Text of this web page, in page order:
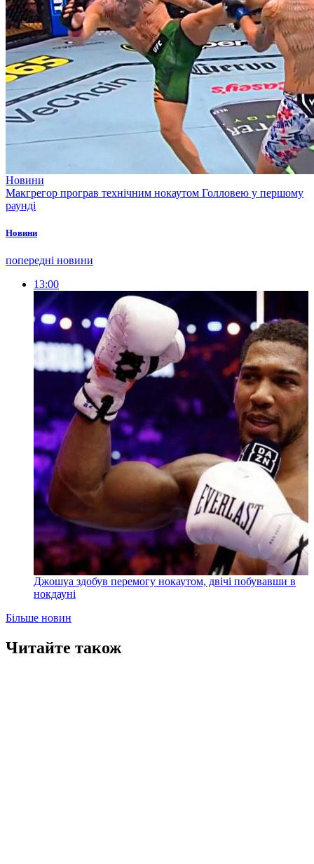
Новини
Макгрегор програв технічним нокаутом Голловею у першому
раунді
Новини
попередні новини
13:00
Джошуа здобув перемогу нокаутом, двічі побувавши в
нокдауні
Більше новин
Читайте також